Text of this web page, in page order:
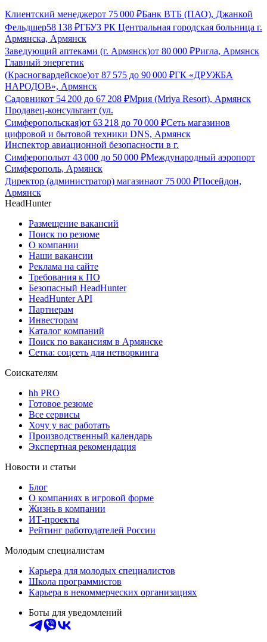
Клиентский менеджерот 75 000 ₽Банк ВТБ (ПАО), Джанкой
Фельдшер58 138 ₽ГБУЗ РК Центральная городская больница г.
Армянска, Армянск
Заведующий аптеками (г. Армянск)от 80 000 ₽Ригла, Армянск
Главный энергетик
(Красногвардейское)от 87 575 до 90 000 ₽ГК «ДРУЖБА
НАРОДОВ», Армянск
Садовникот 54 200 до 67 208 ₽Мрия (Mriya Resort), Армянск
Продавец-консультант (ул.
Симферопольская)от 63 218 до 70 000 ₽Сеть магазинов
цифровой и бытовой техники DNS, Армянск
Инспектор авиационной безопасности в г.
Симферопольот 43 000 до 50 000 ₽Международный аэропорт
Симферополь, Армянск
Директор (администратор) магазинаот 75 000 ₽Посейдон,
Армянск
HeadHunter
Размещение вакансий
Поиск по резюме
О компании
Наши вакансии
Реклама на сайте
Требования к ПО
Безопасный HeadHunter
HeadHunter API
Партнерам
Инвесторам
Каталог компаний
Поиск по вакансиям в Армянске
Сетка: соцсеть для нетворкинга
Соискателям
hh PRO
Готовое резюме
Все сервисы
Хочу у вас работать
Производственный календарь
Экспертная рекомендация
Новости и статьи
Блог
О компаниях в игровой форме
Жизнь в компании
ИТ-проекты
Рейтинг работодателей России
Молодым специалистам
Карьера для молодых специалистов
Школа программистов
Карьера в некоммерческих организациях
Боты для уведомлений